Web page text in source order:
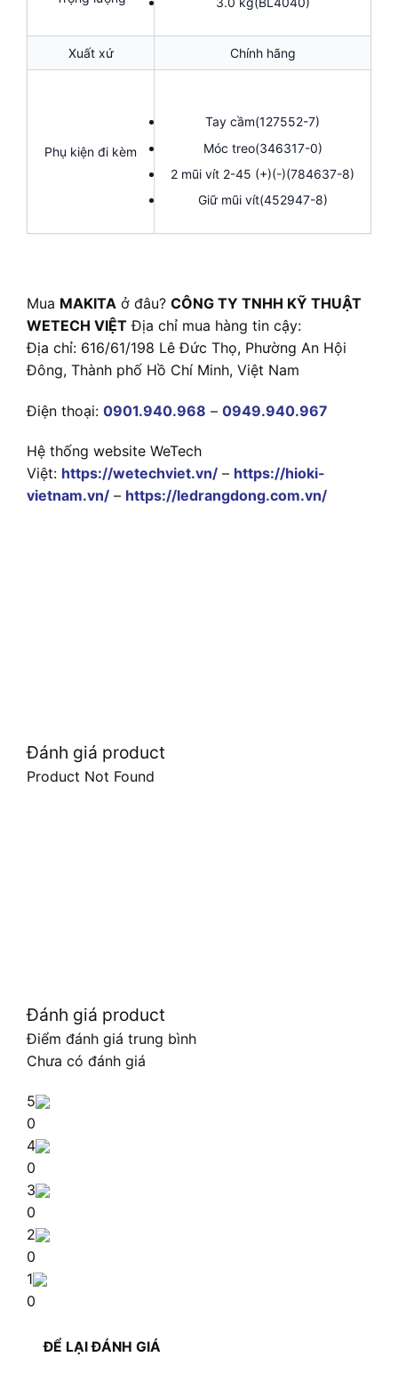
Xuất xứ Chính hãng
Phụ kiện đi kèm
Tay cầm(127552-7)
Móc treo(346317-0)
2 mũi vít 2-45 (+)(-)(784637-8)
Giữ mũi vít(452947-8)
Mua MAKITA ở đâu? CÔNG TY TNHH KỸ THUẬT
WETECH VIỆT Địa chỉ mua hàng tin cậy:
Địa chỉ: 616/61/198 Lê Đức Thọ, Phường An Hội
Đông, Thành phố Hồ Chí Minh, Việt Nam
Điện thoại: 0901.940.968 – 0949.940.967
Hệ thống website WeTech
Việt: https://wetechviet.vn/ – https://hioki-
vietnam.vn/ – https://ledrangdong.com.vn/
Đánh giá product
Product Not Found
Đánh giá product
Điểm đánh giá trung bình
Chưa có đánh giá
5
0
4
0
3
0
2
0
1
0
ĐỂ LẠI ĐÁNH GIÁ